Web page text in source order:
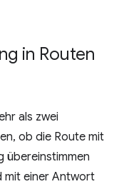
in Routen
als zwei
ob die Route mit
übereinstimmen
mit einer Antwort